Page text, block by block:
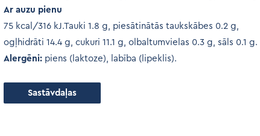
Ar auzu pienu
75 kcal/316 kJ.Tauki 1.8 g, piesātinātās taukskābes 0.2 g,
ogļhidrāti 14.4 g, cukuri 11.1 g, olbaltumvielas 0.3 g, sāls 0.1 g.
Alergēni: piens (laktoze), labība (lipeklis).
Sastāvdaļas